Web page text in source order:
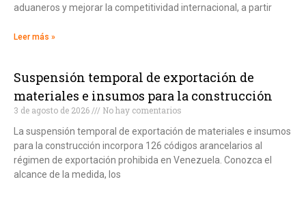
aduaneros y mejorar la competitividad internacional, a partir
Leer más »
Suspensión temporal de exportación de
materiales e insumos para la construcción
3 de agosto de 2026
No hay comentarios
La suspensión temporal de exportación de materiales e insumos
para la construcción incorpora 126 códigos arancelarios al
régimen de exportación prohibida en Venezuela. Conozca el
alcance de la medida, los